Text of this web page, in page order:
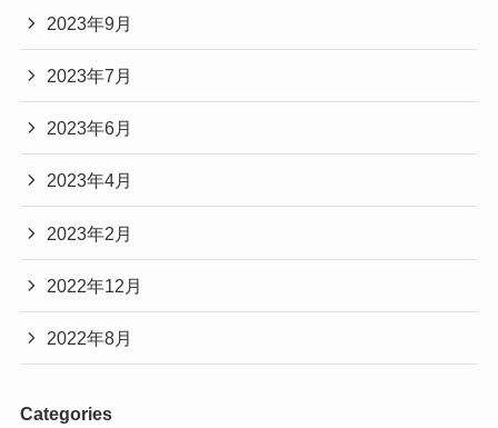
2023年9月
2023年7月
2023年6月
2023年4月
2023年2月
2022年12月
2022年8月
Categories